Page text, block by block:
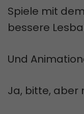
Spiele mit
bessere
Und
Ja, bitte, aber